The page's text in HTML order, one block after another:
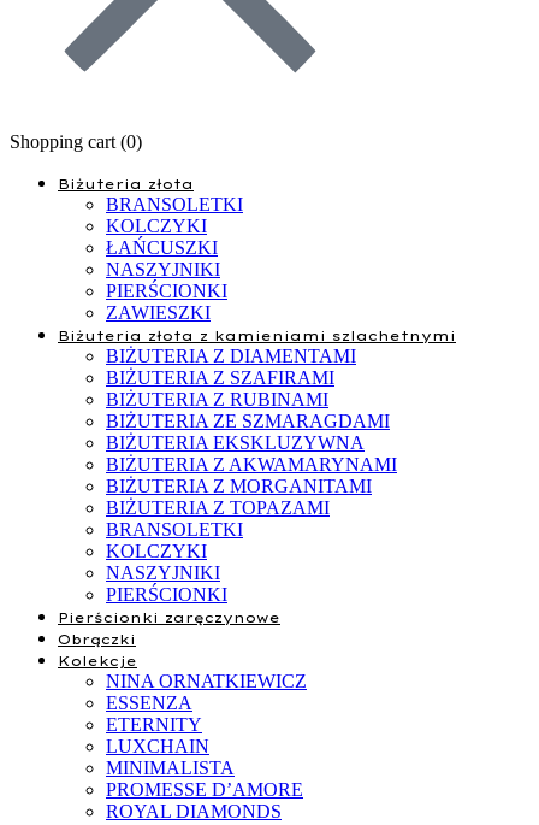
Shopping cart (0)
Biżuteria złota
BRANSOLETKI
KOLCZYKI
ŁAŃCUSZKI
NASZYJNIKI
PIERŚCIONKI
ZAWIESZKI
Biżuteria złota z kamieniami szlachetnymi
BIŻUTERIA Z DIAMENTAMI
BIŻUTERIA Z SZAFIRAMI
BIŻUTERIA Z RUBINAMI
BIŻUTERIA ZE SZMARAGDAMI
BIŻUTERIA EKSKLUZYWNA
BIŻUTERIA Z AKWAMARYNAMI
BIŻUTERIA Z MORGANITAMI
BIŻUTERIA Z TOPAZAMI
BRANSOLETKI
KOLCZYKI
NASZYJNIKI
PIERŚCIONKI
Pierścionki zaręczynowe
Obrączki
Kolekcje
NINA ORNATKIEWICZ
ESSENZA
ETERNITY
LUXCHAIN
MINIMALISTA
PROMESSE D’AMORE
ROYAL DIAMONDS